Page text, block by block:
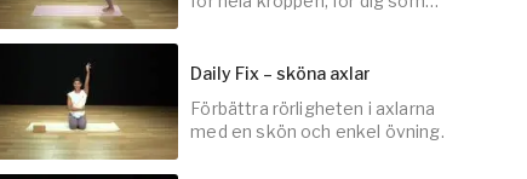
30min
Daily Fix – sköna axlar
Förbättra rörligheten i axlarna
med en skön och enkel övning.